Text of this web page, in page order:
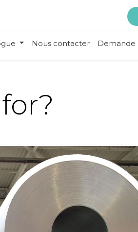
Nous contacter Demande